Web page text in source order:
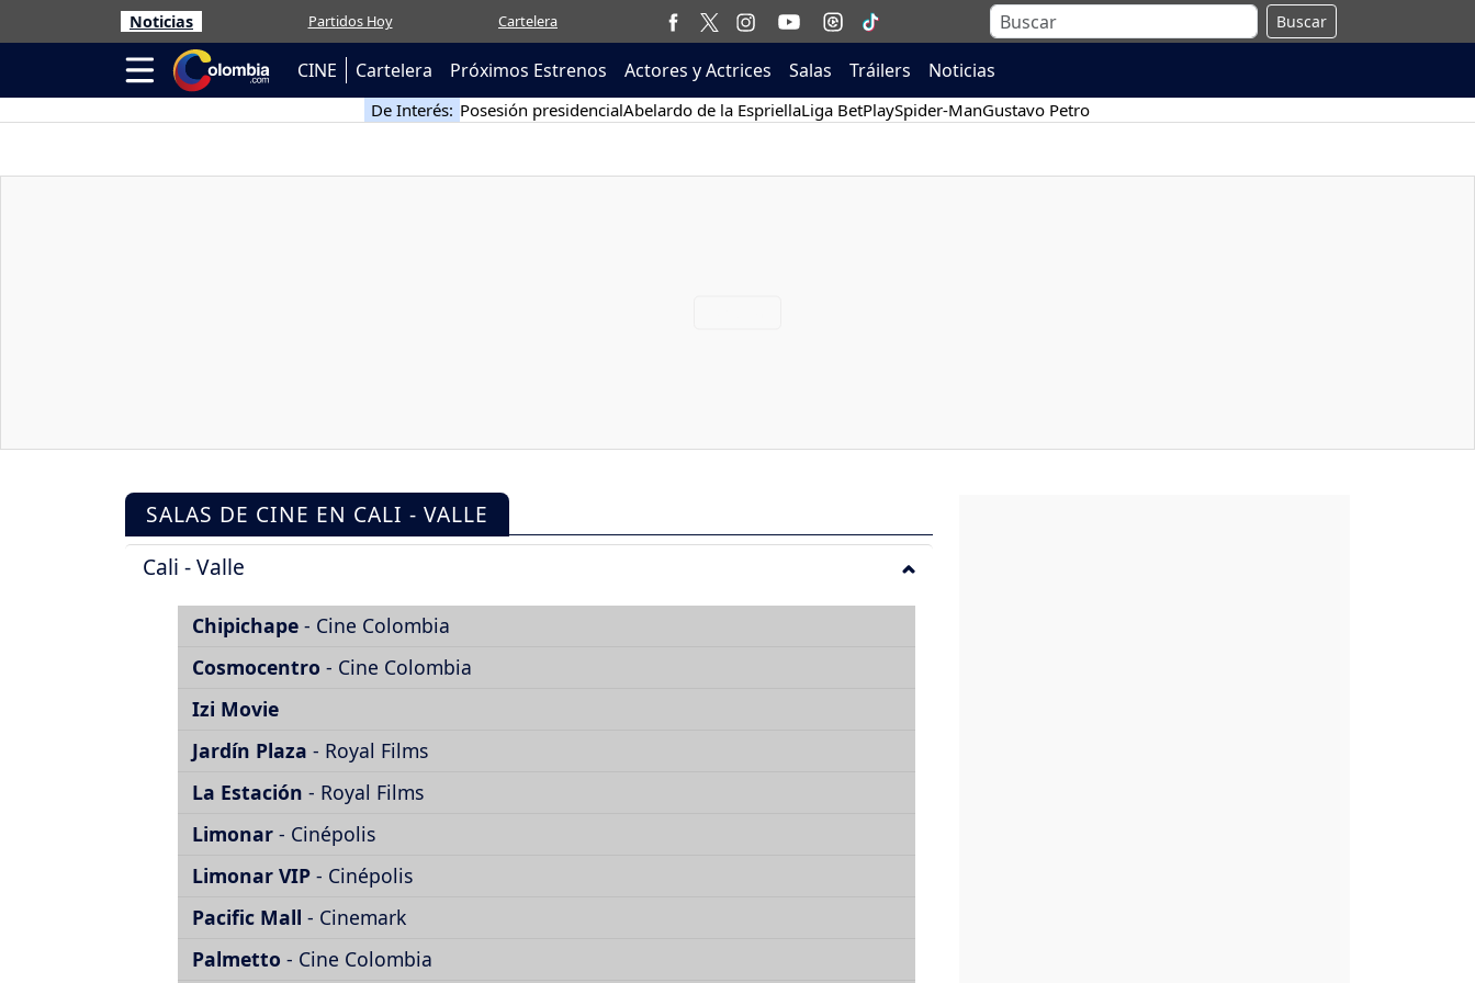
Noticias Partidos Hoy Cartelera Buscar
CINE Cartelera Próximos Estrenos Actores y Actrices Salas Tráilers Noticias
De Interés: Posesión presidencialAbelardo de la EspriellaLiga BetPlaySpider-ManGustavo Petro
SALAS DE CINE EN CALI - VALLE
Cali - Valle
Chipichape- Cine Colombia
Cosmocentro - Cine Colombia
Izi Movie
Jardín Plaza - Royal Films
La Estación - Royal Films
Limonar- Cinépolis
Limonar VIP- Cinépolis
Pacific Mall - Cinemark
Palmetto - Cine Colombia